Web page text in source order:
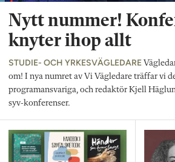
Nytt nummer!
knyter ihop allt
STUDIE- OCH YRKESVÄGLEDARE
om! I nya numret av Vi Vägledare träffar vi
programansvariga, och redaktör Kjell
syv-konferenser.